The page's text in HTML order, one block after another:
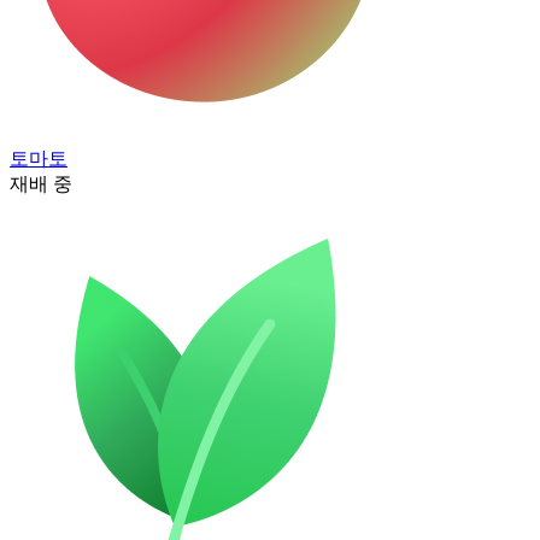
토마토
재배 중